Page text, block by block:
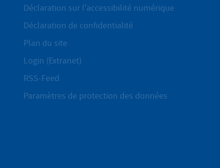
Déclaration sur l'accessibilité numérique
Déclaration de confidentialité
Plan du site
Login (Extranet)
RSS-Feed
Paramètres de protection des données